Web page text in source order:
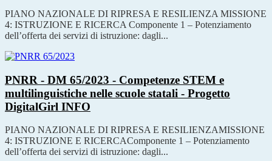
PIANO NAZIONALE DI RIPRESA E RESILIENZA MISSIONE
4: ISTRUZIONE E RICERCA Componente 1 – Potenziamento
dell’offerta dei servizi di istruzione: dagli...
PNRR - DM 65/2023 - Competenze STEM e
multilinguistiche nelle scuole statali - Progetto
DigitalGirl INFO
PIANO NAZIONALE DI RIPRESA E RESILIENZAMISSIONE
4: ISTRUZIONE E RICERCAComponente 1 – Potenziamento
dell’offerta dei servizi di istruzione: dagli...